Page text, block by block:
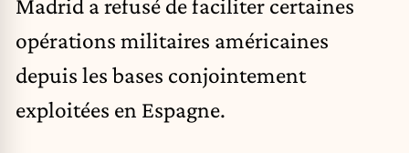
Madrid a refusé de faciliter certaines
opérations militaires américaines
depuis les bases conjointement
exploitées en Espagne.